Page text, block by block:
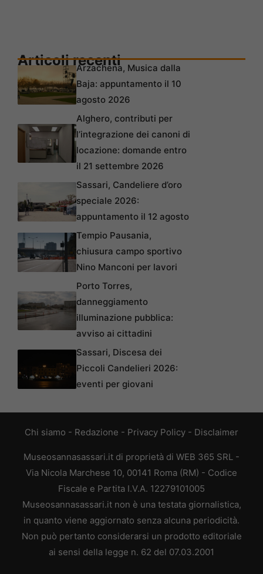
Articoli recentiArzachena, Musica dalla
Baja: appuntamento il 10
agosto 2026
Alghero, contributi per
l’integrazione dei canoni di
locazione: domande entro
il 21 settembre 2026
Sassari, Candeliere d’oro
speciale 2026:
appuntamento il 12 agosto
Tempio Pausania,
chiusura campo sportivo
Nino Manconi per lavori
Porto Torres,
danneggiamento
illuminazione pubblica:
avviso ai cittadini
Sassari, Discesa dei
Piccoli Candelieri 2026:
eventi per giovani
Chi siamo - Redazione - Privacy Policy - Disclaimer
Museosannasassari.it di proprietà di WEB 365 SRL -
Via Nicola Marchese 10, 00141 Roma (RM) - Codice
Fiscale e Partita I.V.A. 12279101005
Museosannasassari.it non è una testata giornalistica,
in quanto viene aggiornato senza alcuna periodicità.
Non può pertanto considerarsi un prodotto editoriale
ai sensi della legge n. 62 del 07.03.2001